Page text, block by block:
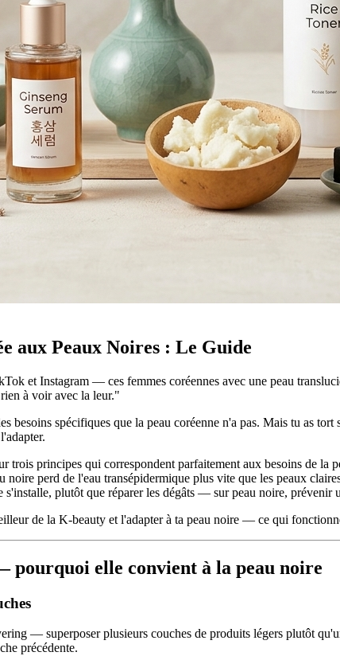
aux Peaux Noires : Le Guide
et Instagram — ces femmes coréennes avec une peau
à voir avec la leur."
besoins spécifiques que la peau coréenne n'a pas. Mais tu as
trois principes qui correspondent parfaitement aux besoins de
noire perd de l'eau transépidermique plus vite que les peaux
plutôt que réparer les dégâts — sur peau noire, prévenir
de la K-beauty et l'adapter à ta peau noire — ce qui
elle convient à la peau noire
— superposer plusieurs couches de produits légers plutôt
précédente.